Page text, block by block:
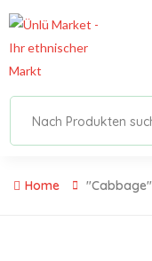
Home "Cabbage"